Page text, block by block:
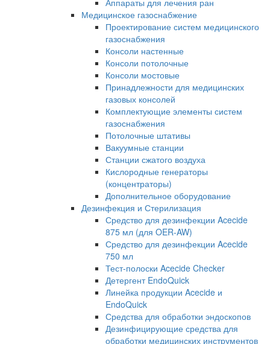
Аппараты для лечения ран
Медицинское газоснабжение
Проектирование систем медицинского
газоснабжения
Консоли настенные
Консоли потолочные
Консоли мостовые
Принадлежности для медицинских
газовых консолей
Комплектующие элементы систем
газоснабжения
Потолочные штативы
Вакуумные станции
Станции сжатого воздуха
Кислородные генераторы
(концентраторы)
Дополнительное оборудование
Дезинфекция и Стерилизация
Средство для дезинфекции Acecide
875 мл (для OER-AW)
Средство для дезинфекции Acecide
750 мл
Тест-полоски Acecide Checker
Детергент EndoQuick
Линейка продукции Acecide и
EndoQuick
Средства для обработки эндоскопов
Дезинфицирующие средства для
обработки медицинских инструментов